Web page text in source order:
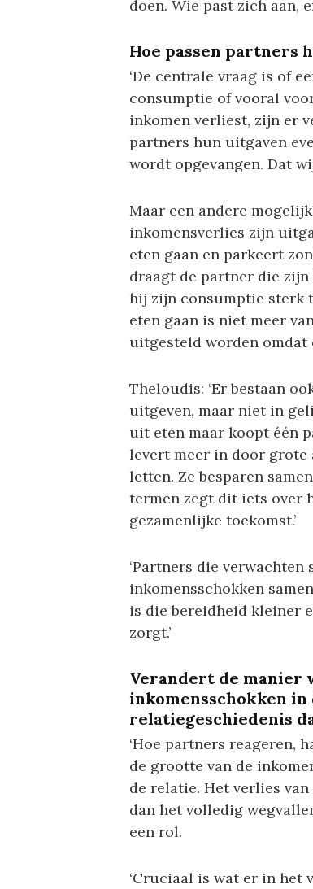
doen. Wie past zich aan,
Hoe passen partners
‘De centrale vraag is of
consumptie of vooral
inkomen verliest, zijn er
partners hun uitgaven
wordt opgevangen. Dat
Maar een andere
inkomensverlies zijn
eten gaan en parkeert
draagt de partner die
hij zijn consumptie sterk
eten gaan is niet meer
uitgesteld worden omdat
Theloudis: ‘Er bestaan
uitgeven, maar niet in
uit eten maar koopt één
levert meer in door grote
letten. Ze besparen
termen zegt dit iets over
gezamenlijke toekomst.’
‘Partners die
inkomensschokken
is die bereidheid kleiner
zorgt.’
Verandert de manier
inkomensschokken
relatiegeschiedenis
‘Hoe partners reageren,
de grootte van de
de relatie. Het verlies
dan het volledig
een rol.
‘Cruciaal is wat er in het